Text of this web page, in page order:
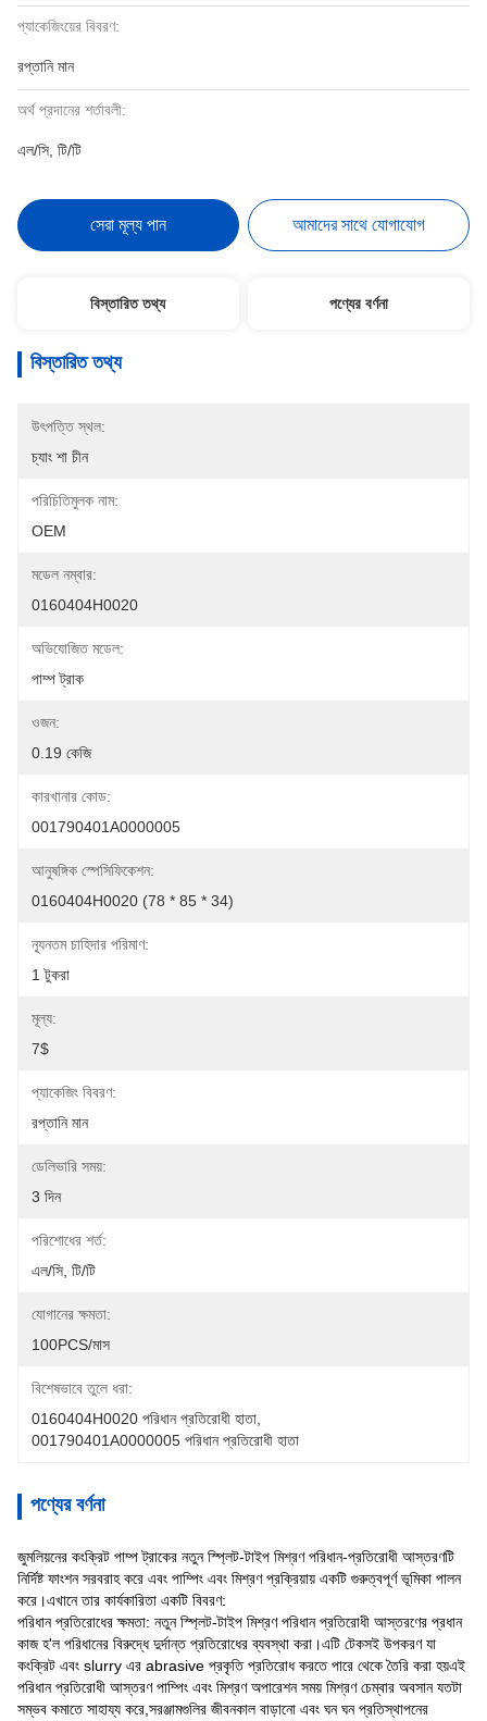
প্যাকেজিংয়ের বিবরণ:
রপ্তানি মান
অর্থ প্রদানের শর্তাবলী:
এল/সি, টি/টি
সেরা মূল্য পান আমাদের সাথে যোগাযোগ
বিস্তারিত তথ্য পণ্যের বর্ণনা
বিস্তারিত তথ্য
উৎপত্তি স্থল:
চ্যাং শা চীন
পরিচিতিমুলক নাম:
OEM
মডেল নম্বার:
0160404H0020
অভিযোজিত মডেল:
পাম্প ট্রাক
ওজন:
0.19 কেজি
কারখানার কোড:
001790401A0000005
আনুষঙ্গিক স্পেসিফিকেশন:
0160404H0020 (78 * 85 * 34)
ন্যূনতম চাহিদার পরিমাণ:
1 টুকরা
মূল্য:
7$
প্যাকেজিং বিবরণ:
রপ্তানি মান
ডেলিভারি সময়:
3 দিন
পরিশোধের শর্ত:
এল/সি, টি/টি
যোগানের ক্ষমতা:
100PCS/মাস
বিশেষভাবে তুলে ধরা:
0160404H0020 পরিধান প্রতিরোধী হাতা
001790401A0000005 পরিধান প্রতিরোধী হাতা
পণ্যের বর্ণনা
জুমলিয়নের কংক্রিট পাম্প ট্রাকের নতুন স্প্লিট-টাইপ মিশ্রণ পরিধান-প্রতিরোধী আস্তরণটি
নির্দিষ্ট ফাংশন সরবরাহ করে এবং পাম্পিং এবং মিশ্রণ প্রক্রিয়ায় একটি গুরুত্বপূর্ণ ভূমিকা পালন
করে।এখানে তার কার্যকারিতা একটি বিবরণ:
পরিধান প্রতিরোধের ক্ষমতা: নতুন স্প্লিট-টাইপ মিশ্রণ পরিধান প্রতিরোধী আস্তরণের প্রধান
কাজ হ'ল পরিধানের বিরুদ্ধে দুর্দান্ত প্রতিরোধের ব্যবস্থা করা।এটি টেকসই উপকরণ যা
কংক্রিট এবং slurry এর abrasive প্রকৃতি প্রতিরোধ করতে পারে থেকে তৈরি করা হয়এই
পরিধান প্রতিরোধী আস্তরণ পাম্পিং এবং মিশ্রণ অপারেশন সময় মিশ্রণ চেম্বার অবসান যতটা
সম্ভব কমাতে সাহায্য করে,সরঞ্জামগুলির জীবনকাল বাড়ানো এবং ঘন ঘন প্রতিস্থাপনের